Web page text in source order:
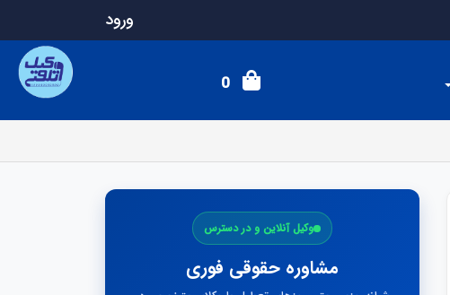
ورود
0
وکیل آنلاین و در دسترس
مشاوره حقوقی فوری